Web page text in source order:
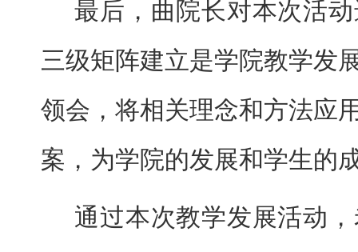
最后，曲院长对本次活
三级矩阵建立是学院教学发
领会，将相关理念和方法应
案，为学院的发展和学生的
通过本次教学发展活动